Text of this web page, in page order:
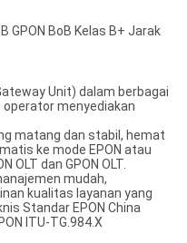
GPON BoB Kelas B+ Jarak
Unit) dalam berbagai
operator menyediakan
matang dan stabil, hemat
ke mode EPON atau
OLT dan GPON OLT.
mudah,
kualitas layanan yang
Standar EPON China
ITU-TG.984.X